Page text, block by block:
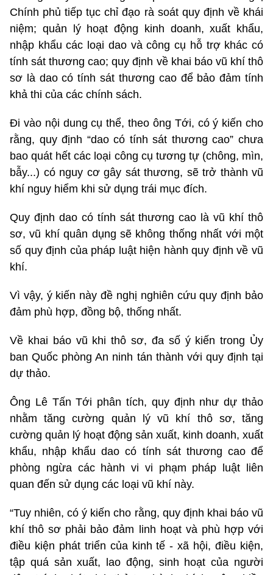
Chính phủ tiếp tục chỉ đạo rà soát quy định về khái
niệm; quản lý hoạt động kinh doanh, xuất khẩu,
nhập khẩu các loại dao và công cụ hỗ trợ khác có
tính sát thương cao; quy định về khai báo vũ khí thô
sơ là dao có tính sát thương cao để bảo đảm tính
khả thi của các chính sách.
Đi vào nội dung cụ thể, theo ông Tới, có ý kiến cho
rằng, quy định “dao có tính sát thương cao” chưa
bao quát hết các loại công cụ tương tự (chông, mìn,
bẫy...) có nguy cơ gây sát thương, sẽ trở thành vũ
khí nguy hiểm khi sử dụng trái mục đích.
Quy định dao có tính sát thương cao là vũ khí thô
sơ, vũ khí quân dụng sẽ không thống nhất với một
số quy định của pháp luật hiện hành quy định về vũ
khí.
Vì vậy, ý kiến này đề nghị nghiên cứu quy định bảo
đảm phù hợp, đồng bộ, thống nhất.
Về khai báo vũ khi thô sơ, đa số ý kiến trong Ủy
ban Quốc phòng An ninh tán thành với quy định tại
dự thảo.
Ông Lê Tấn Tới phân tích, quy định như dự thảo
nhằm tăng cường quản lý vũ khí thô sơ, tăng
cường quản lý hoạt động sản xuất, kinh doanh, xuất
khẩu, nhập khẩu dao có tính sát thương cao để
phòng ngừa các hành vi vi phạm pháp luật liên
quan đến sử dụng các loại vũ khí này.
“Tuy nhiên, có ý kiến cho rằng, quy định khai báo vũ
khí thô sơ phải bảo đảm linh hoạt và phù hợp với
điều kiện phát triển của kinh tế - xã hội, điều kiện,
tập quá sản xuất, lao động, sinh hoạt của người